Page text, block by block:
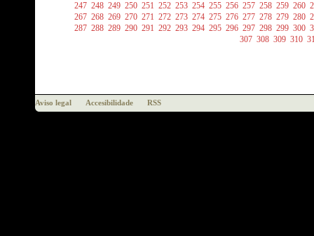
247 248 249 250 251 252 253 254 255 256 257 258 259 260
267 268 269 270 271 272 273 274 275 276 277 278 279 280
287 288 289 290 291 292 293 294 295 296 297 298 299 300
307 308 309 310
RSS
Accesibilidade
Aviso legal